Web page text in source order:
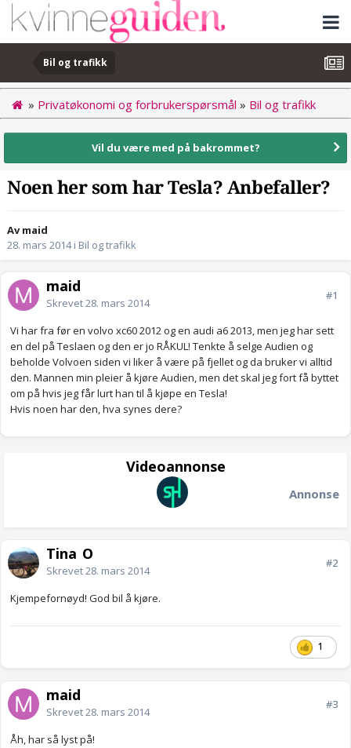
Bil og trafikk
» Privatøkonomi og forbrukerspørsmål » Bil og trafikk
Vil du være med på bakrommet?
Noen her som har Tesla? Anbefaller?
Av maid
28. mars 2014i Bil og trafikk
maid
Skrevet28. mars 2014
#1
Vi har fra før en volvo xc60 2012 og en audi a6 2013, men jeg har sett
en del på Teslaen og den er jo RÅKUL! Tenkte å selge Audien og
beholde Volvoen siden vi liker å være på fjellet og da bruker vi alltid
den. Mannen min pleier å kjøre Audien, men det skal jeg fort få byttet
om på hvis jeg får lurt han til å kjøpe en Tesla!
Hvis noen har den, hva synes dere?
Videoannonse
Annonse
Tina_O
Skrevet28. mars 2014
#2
Kjempefornøyd! God bil å kjøre.
1
maid
Skrevet28. mars 2014
#3
Åh, har så lyst på!